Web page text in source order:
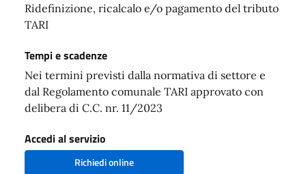
Ridefinizione, ricalcalo e/o pagamento del tributo
TARI
Tempi e scadenze
Nei termini previsti dalla normativa di settore e
dal Regolamento comunale TARI approvato con
delibera di C.C. nr. 11/2023
Accedi al servizio
Richiedi online